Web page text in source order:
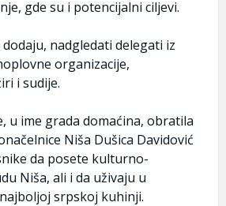
gde su i potencijalni ciljevi.
nadgledati delegati iz
organizacije,
i sudije.
u ime grada domaćina, obratila
Niša Dušica Davidović
da posete kulturno-
Niša, ali i da uživaju u
srpskoj kuhinji.